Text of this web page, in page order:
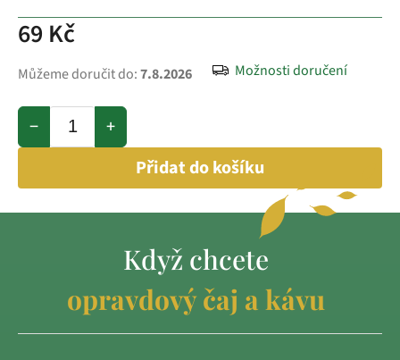
69 Kč
Můžeme doručit do:7.8.2026 Možnosti doručení
+
−
Přidat do košíku
Když chcete
opravdový čaj a kávu